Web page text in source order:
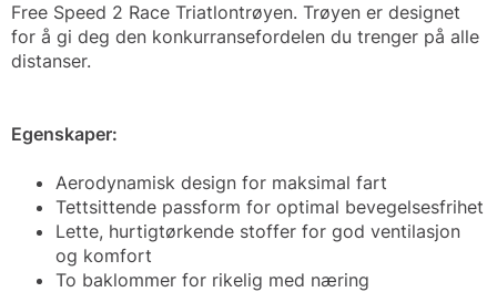
Free Speed 2 Race Triatlontrøyen. Trøyen er designet
for å gi deg den konkurransefordelen du trenger på alle
distanser.
Egenskaper:
Aerodynamisk design for maksimal fart
Tettsittende passform for optimal bevegelsesfrihet
Lette, hurtigtørkende stoffer for god ventilasjon
og komfort
To baklommer for rikelig med næring